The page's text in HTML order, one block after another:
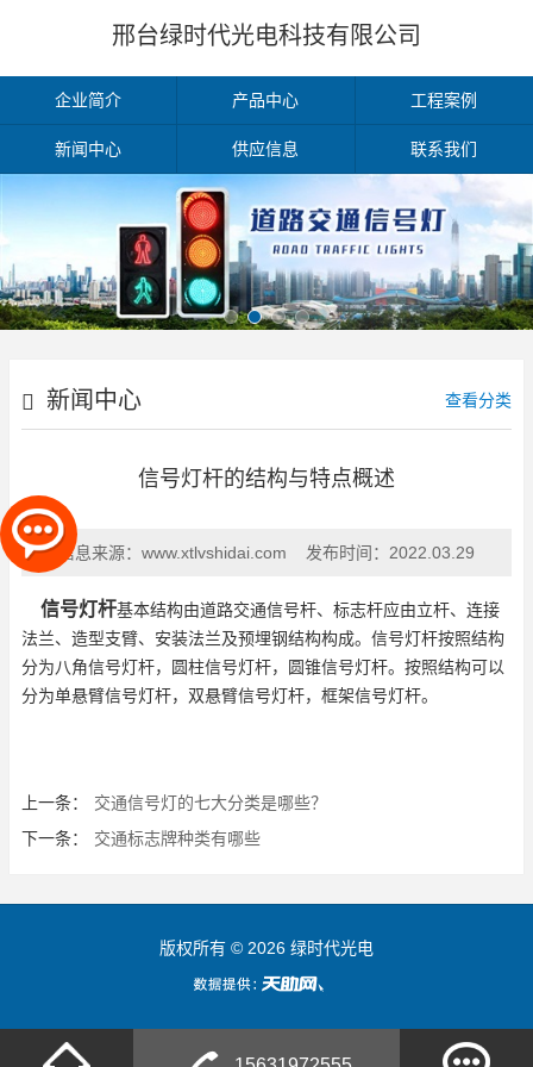
邢台绿时代光电科技有限公司
企业简介 产品中心 工程案例
新闻中心 供应信息 联系我们
新闻中心 查看分类
信号灯杆的结构与特点概述
信息来源： www.xtlvshidai.com 发布时间： 2022.03.29
信号灯杆基本结构由道路交通信号杆、标志杆应由立杆、连接
法兰、造型支臂、安装法兰及预埋钢结构构成。信号灯杆按照结构
分为八角信号灯杆，圆柱信号灯杆，圆锥信号灯杆。按照结构可以
分为单悬臂信号灯杆，双悬臂信号灯杆，框架信号灯杆。
上一条：
交通信号灯的七大分类是哪些？
下一条：
交通标志牌种类有哪些
版权所有 © 2026 绿时代光电